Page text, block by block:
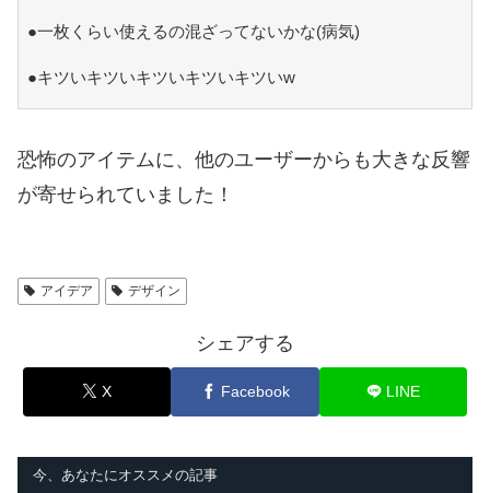
●一枚くらい使えるの混ざってないかな(病気)
●キツいキツいキツいキツいキツいw
恐怖のアイテムに、他のユーザーからも大きな反響
が寄せられていました！
アイデア デザイン
シェアする
X Facebook LINE
今、あなたにオススメの記事